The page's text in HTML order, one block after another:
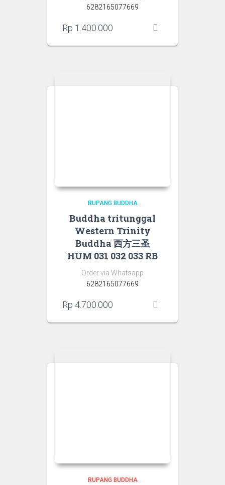
6282165077669
Rp 1.400.000
RUPANG BUDDHA
Buddha tritunggal
Western Trinity
Buddha 西方三圣
HUM 031 032 033 RB
Order via Whatsapp
6282165077669
Rp 4.700.000
RUPANG BUDDHA